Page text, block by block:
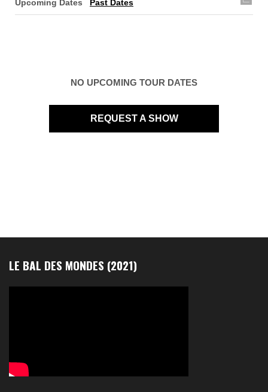
Upcoming Dates Past Dates
NO UPCOMING TOUR DATES
REQUEST A SHOW
LE BAL DES MONDES (2021)